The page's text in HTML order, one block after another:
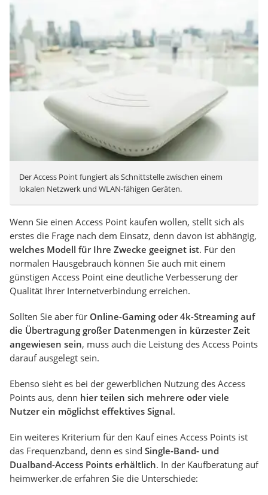
Der Access Point fungiert als Schnittstelle zwischen einem
lokalen Netzwerk und WLAN-fähigen Geräten.
Wenn Sie einen Access Point kaufen wollen, stellt sich als
erstes die Frage nach dem Einsatz, denn davon ist abhängig,
welches Modell für Ihre Zwecke geeignet ist. Für den
normalen Hausgebrauch können Sie auch mit einem
günstigen Access Point eine deutliche Verbesserung der
Qualität Ihrer Internetverbindung erreichen.
Sollten Sie aber für Online-Gaming oder 4k-Streaming auf
die Übertragung großer Datenmengen in kürzester Zeit
angewiesen sein, muss auch die Leistung des Access Points
darauf ausgelegt sein.
Ebenso sieht es bei der gewerblichen Nutzung des Access
Points aus, denn hier teilen sich mehrere oder viele
Nutzer ein möglichst effektives Signal.
Ein weiteres Kriterium für den Kauf eines Access Points ist
das Frequenzband, denn es sind Single-Band- und
Dualband-Access Points erhältlich. In der Kaufberatung auf
heimwerker.de erfahren Sie die Unterschiede: